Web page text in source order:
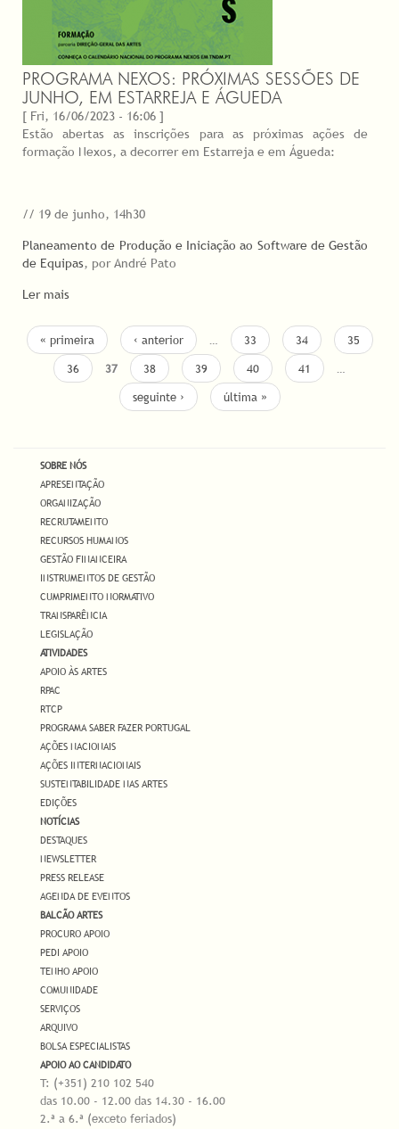
PROGRAMA NEXOS: PRÓXIMAS SESSÕES DE
JUNHO, EM ESTARREJA E ÁGUEDA
[ Fri, 16/06/2023 - 16:06 ]
Estão abertas as inscrições para as próximas ações de
formação Nexos, a decorrer em Estarreja e em Águeda:
// 19 de junho, 14h30
Planeamento de Produção e Iniciação ao Software de Gestão
de Equipas, por André Pato
Ler mais
PAGES« primeira ‹ anterior … 33 34
35
36
37 38 39 40 41
…
seguinte ›
última »
SOBRE NÓS
APRESENTAÇÃO
ORGANIZAÇÃO
RECRUTAMENTO
RECURSOS HUMANOS
GESTÃO FINANCEIRA
INSTRUMENTOS DE GESTÃO
CUMPRIMENTO NORMATIVO
TRANSPARÊNCIA
LEGISLAÇÃO
ATIVIDADES
APOIO ÀS ARTES
RPAC
RTCP
PROGRAMA SABER FAZER PORTUGAL
AÇÕES NACIONAIS
AÇÕES INTERNACIONAIS
SUSTENTABILIDADE NAS ARTES
EDIÇÕES
NOTÍCIAS
DESTAQUES
NEWSLETTER
PRESS RELEASE
AGENDA DE EVENTOS
BALCÃO ARTES
PROCURO APOIO
PEDI APOIO
TENHO APOIO
COMUNIDADE
SERVIÇOS
ARQUIVO
BOLSA ESPECIALISTAS
APOIO AO CANDIDATO
T: (+351) 210 102 540
das 10.00 - 12.00 das 14.30 - 16.00
2.ª a 6.ª (exceto feriados)